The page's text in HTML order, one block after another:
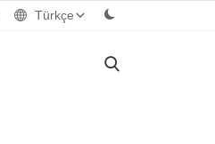
Türkçe